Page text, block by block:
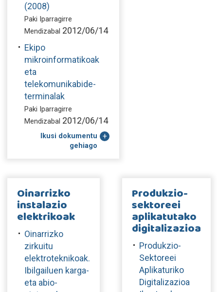
(2008)
Paki Iparragirre
Mendizabal 2012/06/14
Ekipo
mikroinformatikoak
eta
telekomunikabide-
terminalak
Paki Iparragirre
Mendizabal 2012/06/14
Ikusi dokumentu
gehiago
Oinarrizko
instalazio
elektrikoak
Oinarrizko
zirkuitu
elektroteknikoak.
Ibilgailuen karga-
eta abio-
Produkzio-
sektoreei
aplikatutako
digitalizazioa
Produkzio-
Sektoreei
Aplikaturiko
Digitalizazioa